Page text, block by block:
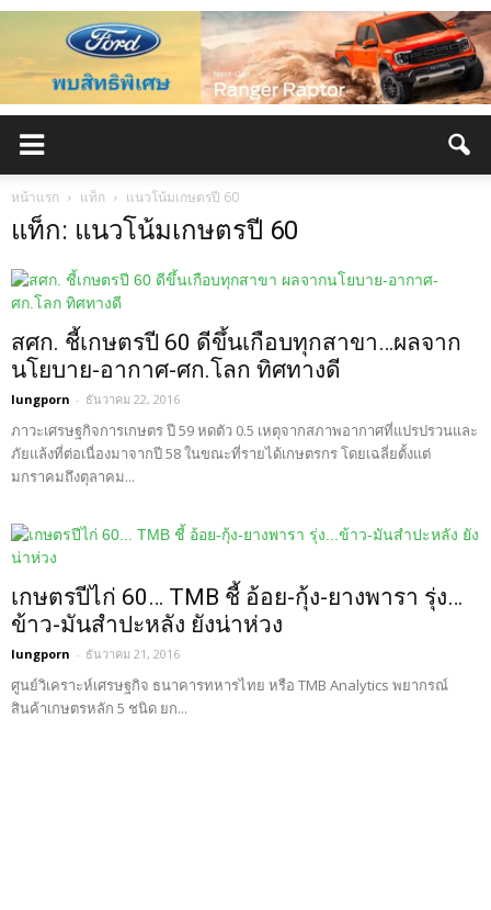
หน้าแรก แท็ก แนวโน้มเกษตรปี 60
แท็ก: แนวโน้มเกษตรปี 60
สศก. ชี้เกษตรปี 60 ดีขึ้นเกือบทุกสาขา…ผลจาก
นโยบาย-อากาศ-ศก.โลก ทิศทางดี
lungporn - ธันวาคม 22, 2016
ภาวะเศรษฐกิจการเกษตร ปี 59 หดตัว 0.5 เหตุจากสภาพอากาศที่แปรปรวนและ
ภัยแล้งที่ต่อเนื่องมาจากปี 58 ในขณะที่รายได้เกษตรกร โดยเฉลี่ยตั้งแต่
มกราคมถึงตุลาคม...
เกษตรปีไก่ 60… TMB ชี้ อ้อย-กุ้ง-ยางพารา รุ่ง…
ข้าว-มันสำปะหลัง ยังน่าห่วง
lungporn - ธันวาคม 21, 2016
ศูนย์วิเคราะห์เศรษฐกิจ ธนาคารทหารไทย หรือ TMB Analytics พยากรณ์
สินค้าเกษตรหลัก 5 ชนิด ยก...